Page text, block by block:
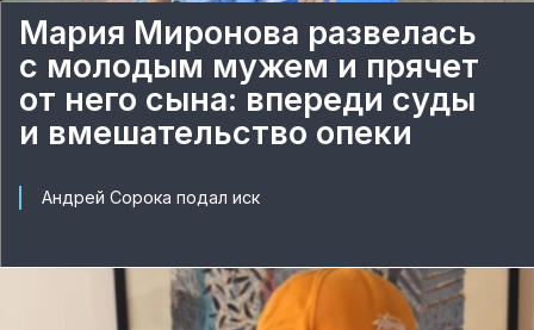
Мария Миронова развелась
с молодым мужем и прячет
от него сына: впереди суды
и вмешательство опеки
Андрей Сорока подал иск